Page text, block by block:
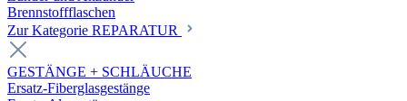
Brennstoffflaschen
Zur Kategorie REPARATUR
GESTÄNGE + SCHLÄUCHE
Ersatz-Fiberglasgestänge